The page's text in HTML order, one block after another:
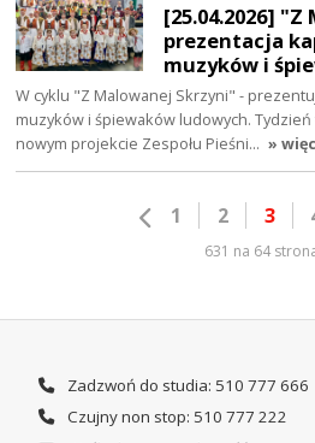
[25.04.2026]
prezentacja
muzyków i
W cyklu "Z Malowanej Skrzyni" -
muzyków i śpiewaków ludowych.
nowym projekcie Zespołu Pieśni… »
1 2 3
631 na 64
Zadzwoń do studia: 510 777 666
Czujny non stop: 510 777 222